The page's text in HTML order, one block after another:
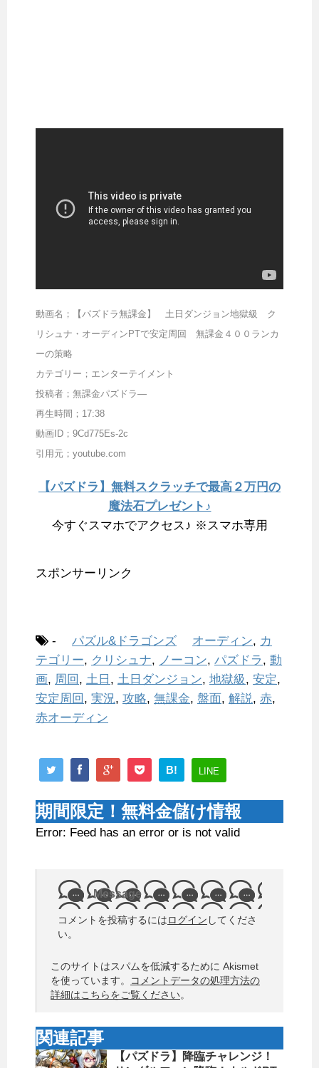
動画名；【パズドラ無課金】 土日ダンジョン地獄級 ク
リシュナ・オーディンPTで安定周回 無課金４００ランカ
ーの策略
カテゴリー；エンターテイメント
投稿者；無課金パズドラ―
再生時間；17:38
動画ID；9Cd775Es-2c
引用元；youtube.com
【パズドラ】無料スクラッチで最高２万円の
魔法石プレゼント♪
今すぐスマホでアクセス♪ ※スマホ専用
スポンサーリンク
- パズル&ドラゴンズ オーディン, カ
テゴリー, クリシュナ, ノーコン, パズドラ , 動
画, 周回 , 土日 , 土日ダンジョン, 地獄級, 安定,
安定周回 , 実況, 攻略, 無課金, 盤面, 解説, 赤,
赤オーディン
B! LINE
期間限定！無料金儲け情報
Error: Feed has an error or is not valid
Message
コメントを投稿するにはログイン してくださ
い。
このサイトはスパムを低減するために Akismet
を使っています。
コメントデータの処理方法の
詳細はこちらをご覧ください。
関連記事
【パズドラ】降臨チャレンジ！